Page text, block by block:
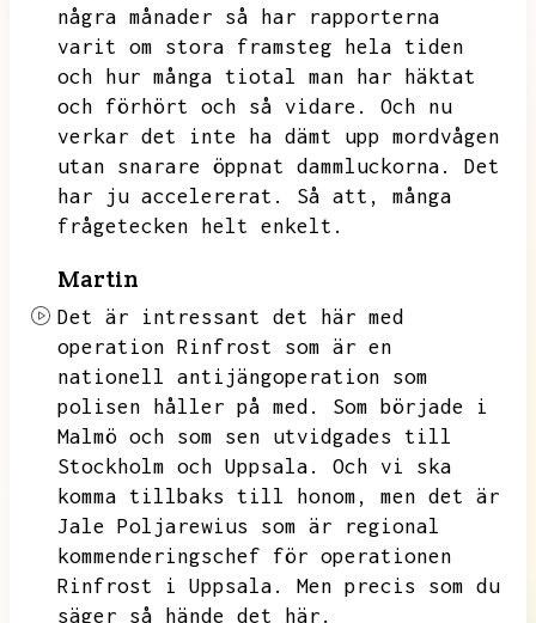
några månader så har rapporterna
varit om stora framsteg hela tiden
och hur många tiotal man har häktat
och förhört och så vidare.
Och nu
verkar det inte ha dämt upp mordvågen
utan snarare öppnat dammluckorna.
Det
har ju accelererat.
Så att,
många
frågetecken helt enkelt.
Martin
Det är intressant det här med
operation Rinfrost som är en
nationell antijängoperation som
polisen håller på med.
Som började i
Malmö och som sen utvidgades till
Stockholm och Uppsala.
Och vi ska
komma tillbaks till honom,
men det är
Jale Poljarewius som är regional
kommenderingschef för operationen
Rinfrost i Uppsala.
Men precis som du
säger så hände det här.